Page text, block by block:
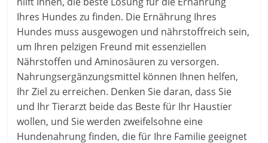
Ihres Hundes zu finden. Die Ernährung Ihres
Hundes muss ausgewogen und nährstoffreich sein,
um Ihren pelzigen Freund mit essenziellen
Nährstoffen und Aminosäuren zu versorgen.
Nahrungsergänzungsmittel können Ihnen helfen,
Ihr Ziel zu erreichen. Denken Sie daran, dass Sie
und Ihr Tierarzt beide das Beste für Ihr Haustier
wollen, und Sie werden zweifelsohne eine
Hundenahrung finden, die für Ihre Familie geeignet